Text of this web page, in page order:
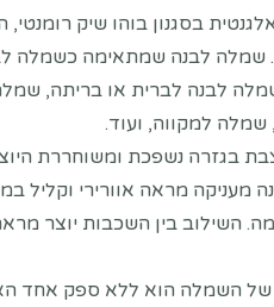
בסגנון בוהו שיק
שמלה לבנה שמתאימה כשמלה
לבנה לברית או בריתה, שמלה
למקווה, ועוד.
בגזרה נשפכת ומשוחררת
מעניקה מראה אוורירי וקליל
השילוב בין השכבות יוצר
של השמלה הוא ללא ספק אחד